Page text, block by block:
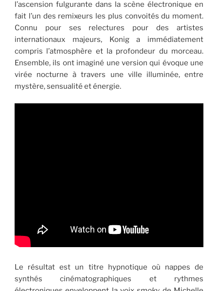
l’ascension fulgurante dans la scène électronique en
fait l’un des remixeurs les plus convoités du moment.
Connu pour ses relectures pour des artistes
internationaux majeurs, Konig a immédiatement
compris l’atmosphère et la profondeur du morceau.
Ensemble, ils ont imaginé une version qui évoque une
virée nocturne à travers une ville illuminée, entre
mystère, sensualité et énergie.
Le résultat est un titre hypnotique où nappes de
synthés cinématographiques et rythmes